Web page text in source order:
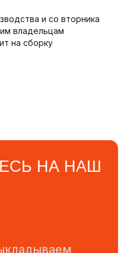
и со вторника
владельцам
на сборку